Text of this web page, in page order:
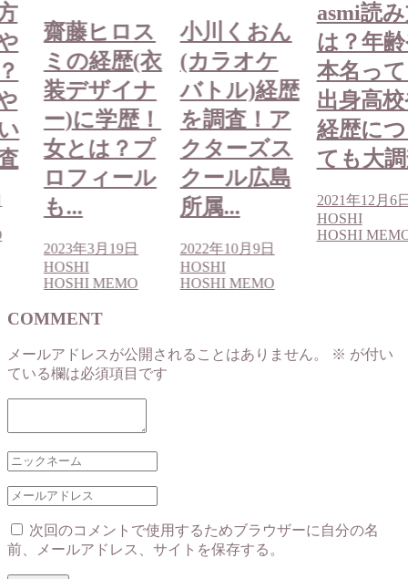
齋藤ヒロス
ミの経歴(衣
装デザイナ
ー)に学歴！
女とは？プ
ロフィール
も...
2023年3月19日
HOSHI
HOSHI MEMO
小川くおん
(カラオケ
バトル)経歴
を調査！ア
クターズス
クール広島
所属...
2022年10月9日
HOSHI
HOSHI MEMO
asmi読
は？年
本名っ
出身高
経歴に
ても大
2021年12月6
HOSHI
HOSHI
COMMENT
メールアドレスが公開されることはありません。 ※ が付い
ている欄は必須項目です
次回のコメントで使用するためブラウザーに自分の名
前、メールアドレス、サイトを保存する。